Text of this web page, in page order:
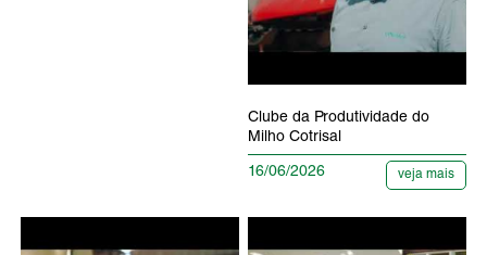
Clube da Produtividade do
Milho Cotrisal
16/06/2026 veja mais